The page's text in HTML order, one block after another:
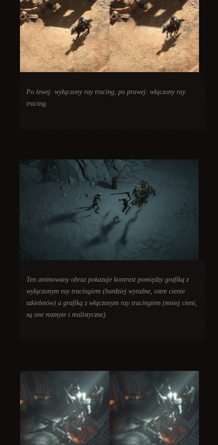
Po lewej: wyłączony ray tracing, po prawej: włączony ray
tracing.
Ten animowany obraz pokazuje kontrast pomiędzy grafiką z
wyłączonym ray tracingiem (bardziej wyraźne, ostre cienie
szkieletów) a grafiką z włączonym ray tracingiem (mniej cieni,
są one rozmyte i realistyczne).